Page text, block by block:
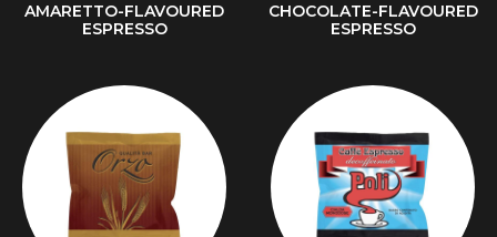
AMARETTO-FLAVOURED
ESPRESSO
CHOCOLATE-FLAVOURED
ESPRESSO